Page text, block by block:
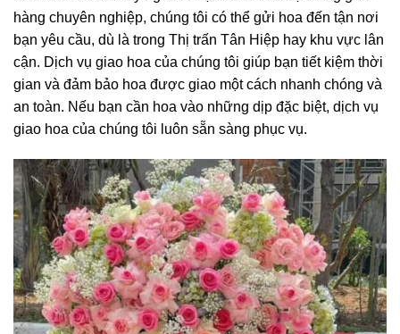
hàng chuyên nghiệp, chúng tôi có thể gửi hoa đến tận nơi
bạn yêu cầu, dù là trong Thị trấn Tân Hiệp hay khu vực lân
cận. Dịch vụ giao hoa của chúng tôi giúp bạn tiết kiệm thời
gian và đảm bảo hoa được giao một cách nhanh chóng và
an toàn. Nếu bạn cần hoa vào những dịp đặc biệt, dịch vụ
giao hoa của chúng tôi luôn sẵn sàng phục vụ.